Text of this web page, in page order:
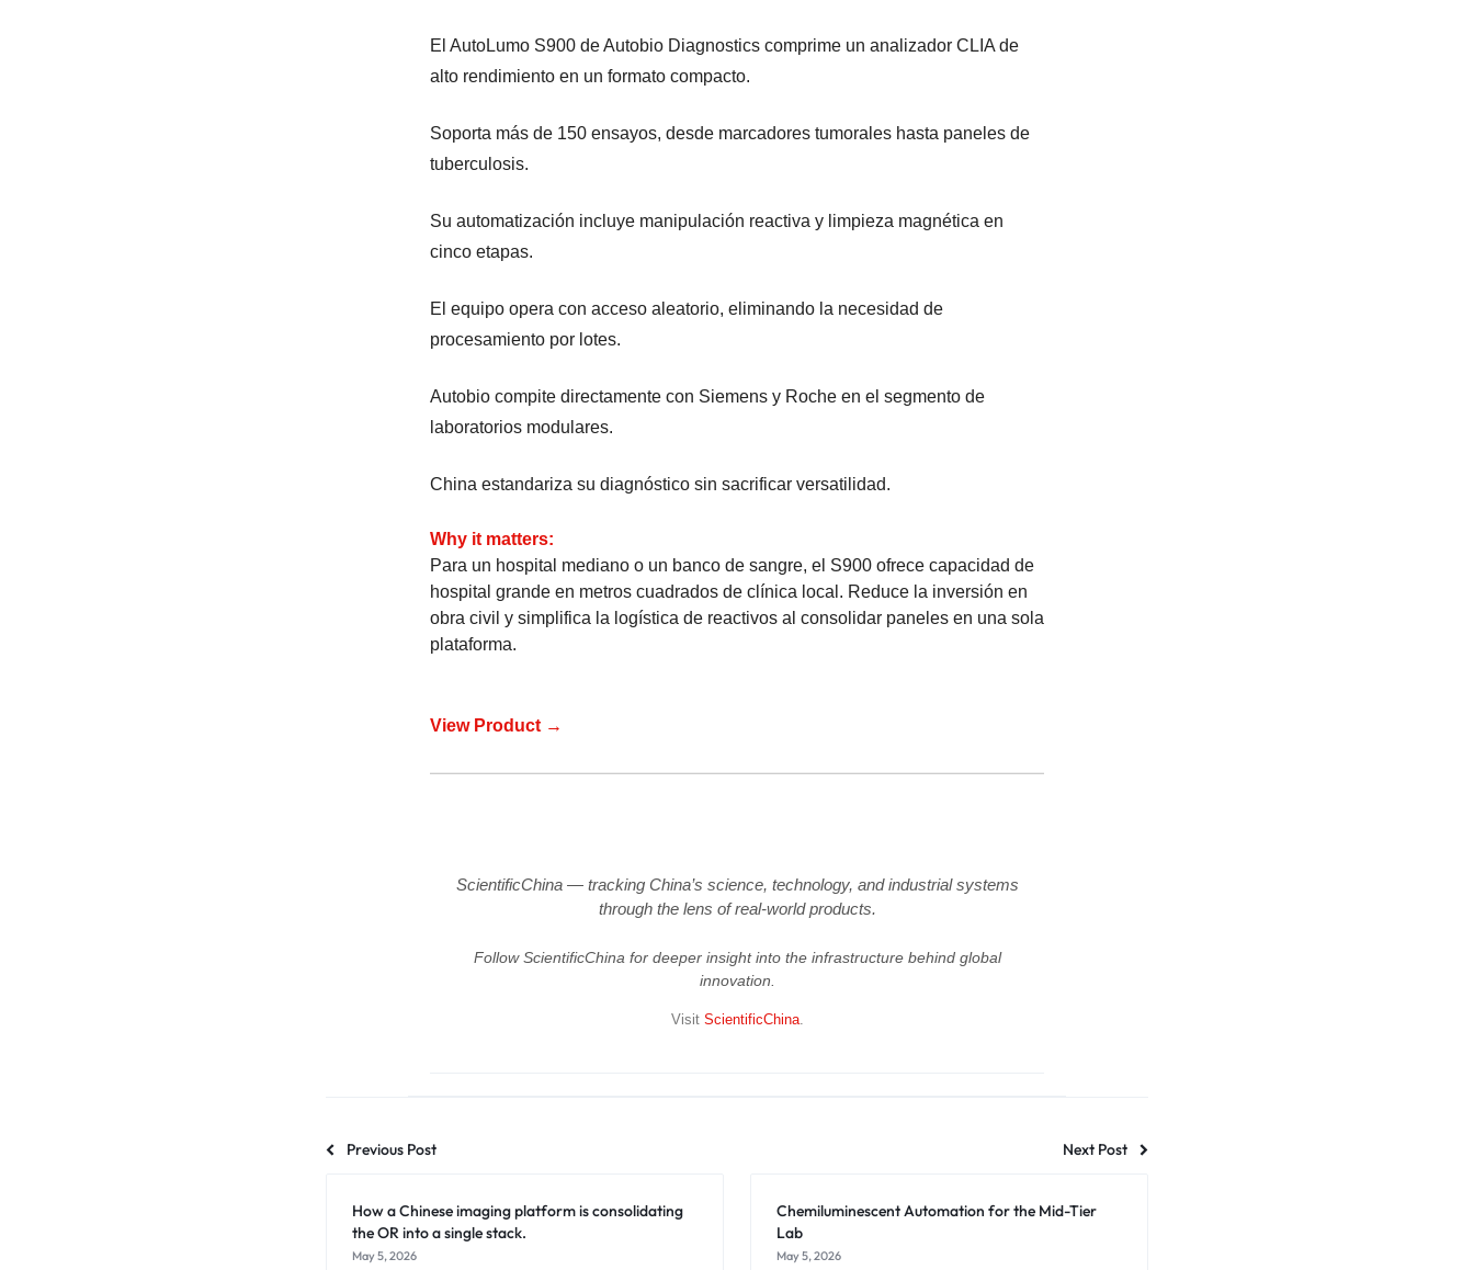
El AutoLumo S900 de Autobio Diagnostics comprime un analizador CLIA de
alto rendimiento en un formato compacto.
Soporta más de 150 ensayos, desde marcadores tumorales hasta paneles de
tuberculosis.
Su automatización incluye manipulación reactiva y limpieza magnética en
cinco etapas.
El equipo opera con acceso aleatorio, eliminando la necesidad de
procesamiento por lotes.
Autobio compite directamente con Siemens y Roche en el segmento de
laboratorios modulares.
China estandariza su diagnóstico sin sacrificar versatilidad.
Why it matters:
Para un hospital mediano o un banco de sangre, el S900 ofrece capacidad de
hospital grande en metros cuadrados de clínica local. Reduce la inversión en
obra civil y simplifica la logística de reactivos al consolidar paneles en una sola
plataforma.
View Product →
ScientificChina — tracking China’s science, technology, and industrial systems
through the lens of real-world products.
Follow ScientificChina for deeper insight into the infrastructure behind global
innovation.
Visit ScientificChina.
Previous Post Next Post
How a Chinese imaging platform is consolidating
the OR into a single stack.
May 5, 2026
Chemiluminescent Automation for the Mid-Tier
Lab
May 5, 2026